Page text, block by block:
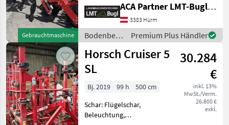
Gebrauchtmaschine
Terrano 3FX *
Dreipunktanhängung Kat
II/III * 10Stk. TerraGrip
Zinken (Überlastgesichert) *
Rahm
ACA Partner LMT-Bugl GmbH
3383 Hürm
Bodenbearbeitung
/ Horsch
Premium Plus Händler
Horsch Cruiser 5
SL
30.284
€
inkl. 13%
MwSt./Verm.
26.800 €
exkl.
Bj. 2019 99 h
500 cm
Schar: Flügelschar,
Beleuchtung,